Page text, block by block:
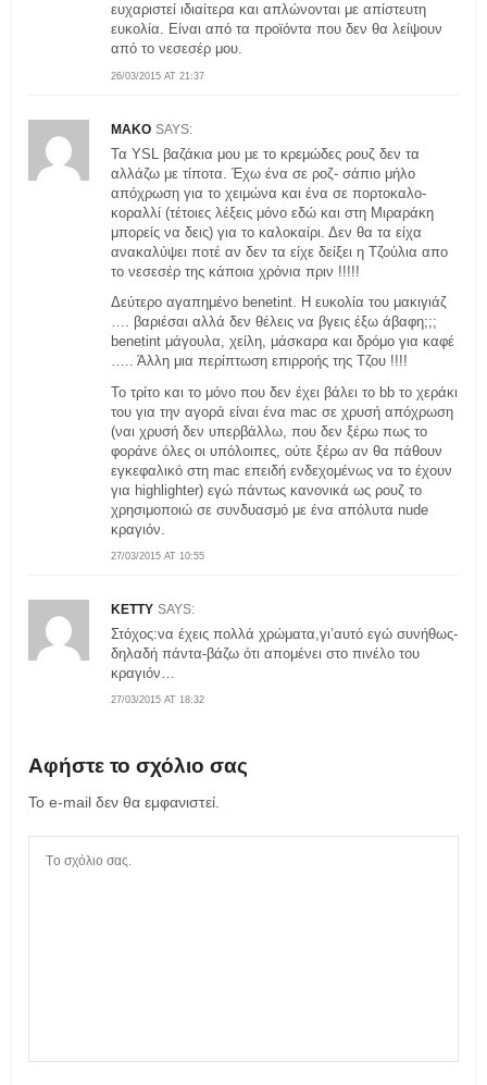
26/03/2015 AT 21:37
ευχαριστεί ιδιαίτερα και απλώνονται με απίστευτη
ευκολία. Είναι από τα προϊόντα που δεν θα λείψουν
από το νεσεσέρ μου.
MAKO SAYS:
27/03/2015 AT 10:55
Τα YSL βαζάκια μου με το κρεμώδες ρουζ δεν τα
αλλάζω με τίποτα. Έχω ένα σε ροζ- σάπιο μήλο
απόχρωση για το χειμώνα και ένα σε πορτοκαλο-
κοραλλί (τέτοιες λέξεις μόνο εδώ και στη Μιραράκη
μπορείς να δεις) για το καλοκαίρι. Δεν θα τα είχα
ανακαλύψει ποτέ αν δεν τα είχε δείξει η Τζούλια απο
το νεσεσέρ της κάποια χρόνια πριν !!!!!
Δεύτερο αγαπημένο benetint. Η ευκολία του μακιγιάζ
…. βαριέσαι αλλά δεν θέλεις να βγεις έξω άβαφη;;;
benetint μάγουλα, χείλη, μάσκαρα και δρόμο για καφέ
….. Άλλη μια περίπτωση επιρροής της Τζου !!!!
Το τρίτο και το μόνο που δεν έχει βάλει το bb το χεράκι
του για την αγορά είναι ένα mac σε χρυσή απόχρωση
(ναι χρυσή δεν υπερβάλλω, που δεν ξέρω πως το
φοράνε όλες οι υπόλοιπες, ούτε ξέρω αν θα πάθουν
εγκεφαλικό στη mac επειδή ενδεχομένως να το έχουν
για highlighter) εγώ πάντως κανονικά ως ρουζ το
χρησιμοποιώ σε συνδυασμό με ένα απόλυτα nude
κραγιόν.
KETTY SAYS:
27/03/2015 AT 18:32
Στόχος:να έχεις πολλά χρώματα,γι’αυτό εγώ συνήθως-
δηλαδή πάντα-βάζω ότι απομένει στο πινέλο του
κραγιόν…
Αφήστε το σχόλιο σας
Το e-mail δεν θα εμφανιστεί.